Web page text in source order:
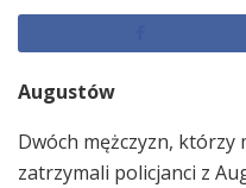
Augustów
Dwóch mężczyzn,
zatrzymali policjanci z